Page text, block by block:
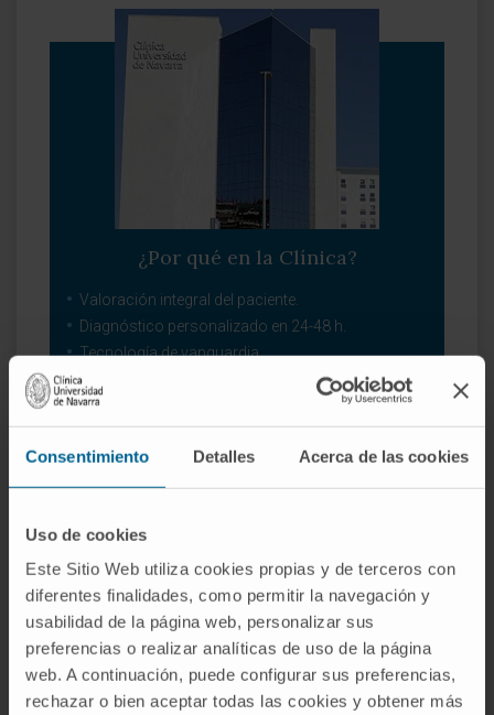
Consentimiento Detalles Acerca de las cookies
Uso de cookies
Este Sitio Web utiliza cookies propias y de terceros con
diferentes finalidades, como permitir la navegación y
usabilidad de la página web, personalizar sus
preferencias o realizar analíticas de uso de la página
web. A continuación, puede configurar sus preferencias,
rechazar o bien aceptar todas las cookies y obtener más
¿Por qué en la Clínica?
Valoración integral del paciente.
Diagnóstico personalizado en 24-48 h.
Tecnología de vanguardia.
Nuestro equipo de
profesionales